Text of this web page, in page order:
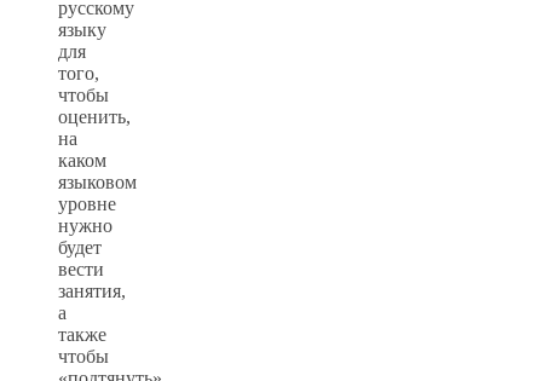
русскому
языку
для
того,
чтобы
оценить,
на
каком
языковом
уровне
нужно
будет
вести
занятия,
а
также
чтобы